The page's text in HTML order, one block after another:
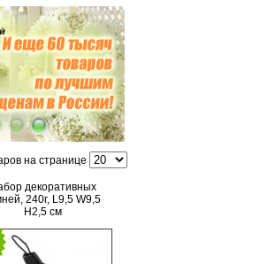
на странице
декоративных
240г, L9,5 W9,5
H2,5 см